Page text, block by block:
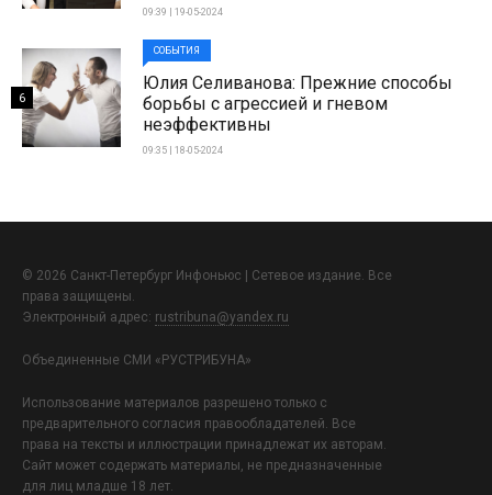
09:39 | 19-05-2024
СОБЫТИЯ
Юлия Селиванова: Прежние способы
борьбы с агрессией и гневом
неэффективны
09:35 | 18-05-2024
6
© 2026 Санкт-Петербург Инфоньюс | Сетевое издание. Все
права защищены.
Электронный адрес: rustribuna@yandex.ru
Объединенные СМИ «РУСТРИБУНА»
Использование материалов разрешено только с
предварительного согласия правообладателей. Все
права на тексты и иллюстрации принадлежат их авторам.
Сайт может содержать материалы, не предназначенные
для лиц младше 18 лет.